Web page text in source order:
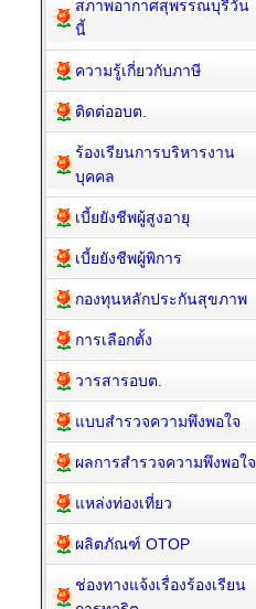
สภาพอากาศสุพรรณบุรีวัน
นี้
ความรู้เกี่ยวกับภาษี
ติดต่ออบต.
ร้องเรียนการบริหารงาน
บุคคล
เบี้ยยังชีพผู้สูงอายุ
เบี้ยยังชีพผู้พิการ
กองทุนหลักประกันสุขภาพ
การเลือกตั้ง
วารสารอบต.
แบบสำรวจความพึงพอใจ
ผลการสำรวจความพึงพอใจ
แหล่งท่องเที่ยว
ผลิตภัณฑ์ OTOP
ช่องทางแจ้งเรื่องร้องเรียน